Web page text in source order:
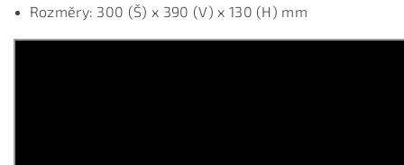
Rozměry: 300 (Š) x 390 (V) x 130 (H) mm